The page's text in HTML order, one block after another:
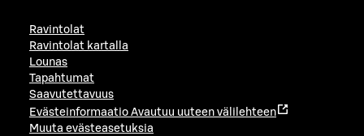
Ravintolat
Ravintolat kartalla
Lounas
Tapahtumat
Saavutettavuus
Evästeinformaatio Avautuu uuteen välilehteen
Muuta evästeasetuksia